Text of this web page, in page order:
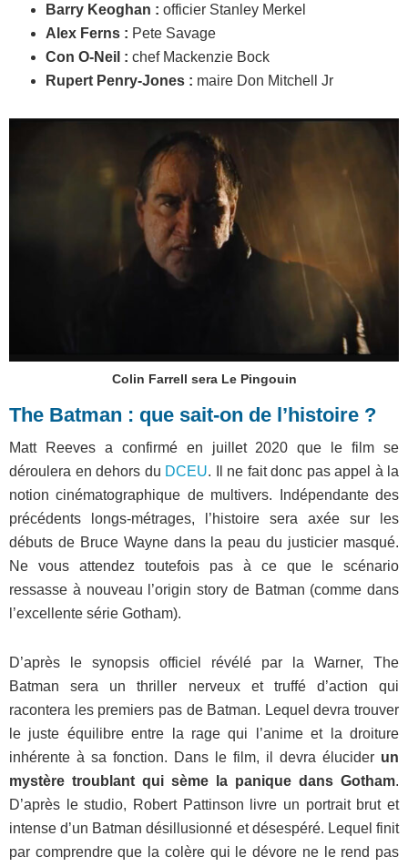
Barry Keoghan : officier Stanley Merkel
Alex Ferns : Pete Savage
Con O-Neil : chef Mackenzie Bock
Rupert Penry-Jones : maire Don Mitchell Jr
Colin Farrell sera Le Pingouin
The Batman : que sait-on de l’histoire ?
Matt Reeves a confirmé en juillet 2020 que le film se
déroulera en dehors du DCEU. Il ne fait donc pas appel à la
notion cinématographique de multivers. Indépendante des
précédents longs-métrages, l’histoire sera axée sur les
débuts de Bruce Wayne dans la peau du justicier masqué.
Ne vous attendez toutefois pas à ce que le scénario
ressasse à nouveau l’origin story de Batman (comme dans
l’excellente série Gotham).
D’après le synopsis officiel révélé par la Warner, The
Batman sera un thriller nerveux et truffé d’action qui
racontera les premiers pas de Batman. Lequel devra trouver
le juste équilibre entre la rage qui l’anime et la droiture
inhérente à sa fonction. Dans le film, il devra élucider un
mystère troublant qui sème la panique dans Gotham.
D’après le studio, Robert Pattinson livre un portrait brut et
intense d’un Batman désillusionné et désespéré. Lequel finit
par comprendre que la colère qui le dévore ne le rend pas